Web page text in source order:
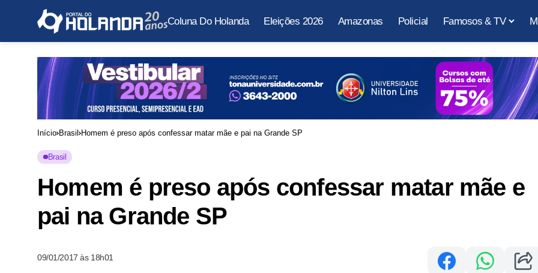
Coluna Do Holanda Eleições 2026 Amazonas Policial Famosos & TV
Início Brasil Homem é preso após confessar matar mãe e pai na Grande SP
Brasil
Homem é preso após confessar matar mãe e
pai na Grande SP
09/01/2017 às 18h01